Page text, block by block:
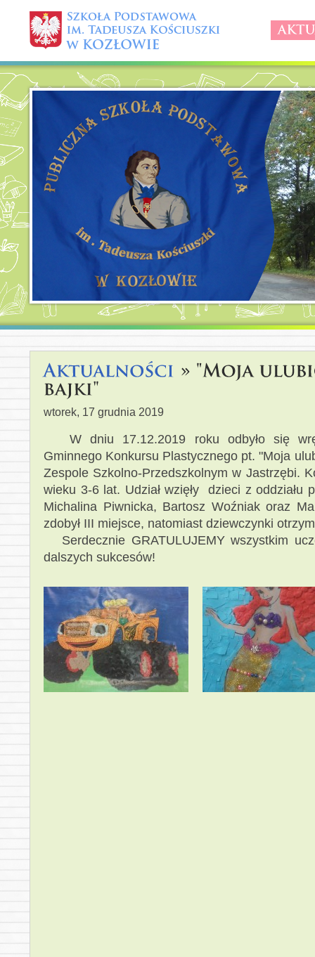
wtorek, 17 grudnia 2019
W dniu 17.12.2019 roku odbyło się
Gminnego Konkursu Plastycznego pt. "Moja
Zespole Szkolno-Przedszkolnym w Jastrzębi.
wieku 3-6 lat. Udział wzięły dzieci z oddziału
Michalina Piwnicka, Bartosz Woźniak oraz
zdobył III miejsce, natomiast dziewczynki
Serdecznie GRATULUJEMY wszystkim
dalszych sukcesów!